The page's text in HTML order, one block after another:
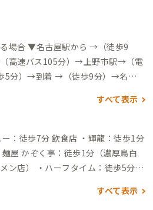
場合 ▼名古屋駅から →（徒歩9
高速バス105分）→上野市駅→（電
（徒歩9分）→名鉄
十九駅→（徒歩5分）→到着 ▼
電車60分）→伊賀神戸駅→（電車
車でアクセスする
50分）→亀山IC→（自動車専用道
すべて表示
店 ・輝龍：徒歩1分
麺屋 かぞく亭：徒歩1分（濃厚鳥白
ン店） ・ハーフタイム：徒歩5分
すべて表示